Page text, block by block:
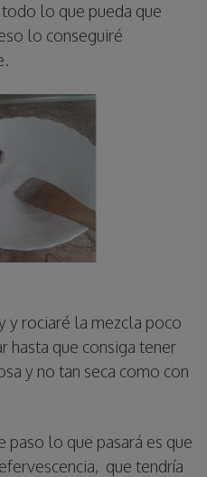
lo que pueda que
lo conseguiré
y rociaré la mezcla poco
hasta que consiga tener
y no tan seca como con
paso lo que pasará es que
que tendría